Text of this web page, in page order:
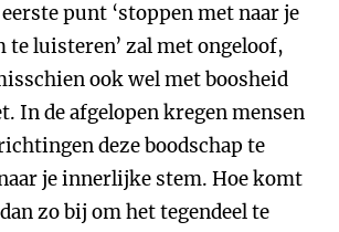
punt ‘stoppen met naar je
luisteren’ zal met ongeloof,
ook wel met boosheid
In de afgelopen kregen mensen
deze boodschap te
je innerlijke stem. Hoe komt
zo bij om het tegendeel te